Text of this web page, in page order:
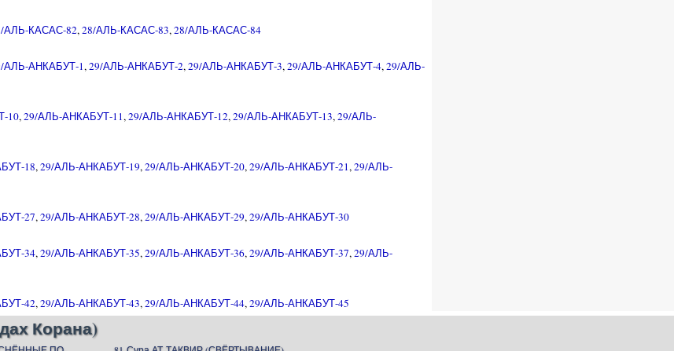
АЛЬ-КАСАС-82,28/АЛЬ-КАСАС-83,28/АЛЬ-КАСАС-84
АЛЬ-АНКАБУТ-1,29/АЛЬ-АНКАБУТ-2,29/АЛЬ-АНКАБУТ-3,29/АЛЬ-АНКАБУТ-4,29/АЛЬ-
10,29/АЛЬ-АНКАБУТ-11,29/АЛЬ-АНКАБУТ-12,29/АЛЬ-АНКАБУТ-13,29/АЛЬ-
18,29/АЛЬ-АНКАБУТ-19,29/АЛЬ-АНКАБУТ-20,29/АЛЬ-АНКАБУТ-21,29/АЛЬ-
27,29/АЛЬ-АНКАБУТ-28,29/АЛЬ-АНКАБУТ-29,29/АЛЬ-АНКАБУТ-30
34,29/АЛЬ-АНКАБУТ-35,29/АЛЬ-АНКАБУТ-36,29/АЛЬ-АНКАБУТ-37,29/АЛЬ-
42,29/АЛЬ-АНКАБУТ-43,29/АЛЬ-АНКАБУТ-44,29/АЛЬ-АНКАБУТ-45
Корана)